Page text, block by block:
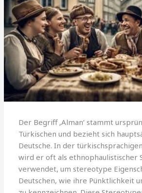
Der Begriff ‚Alman‘ stammt
Türkischen und bezieht sich
Deutsche. In der
wird er oft als ethnophaulistischer
verwendet, um stereotype
Deutschen, wie ihre Pünktlichkeit